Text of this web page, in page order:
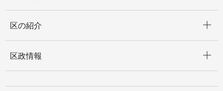
区の紹介
区政情報